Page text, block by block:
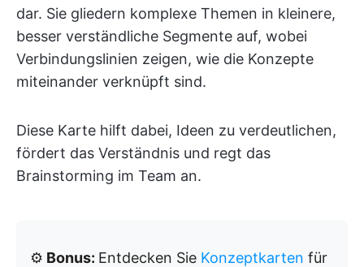
dar. Sie gliedern komplexe Themen in kleinere,
besser verständliche Segmente auf, wobei
Verbindungslinien zeigen, wie die Konzepte
miteinander verknüpft sind.
Diese Karte hilft dabei, Ideen zu verdeutlichen,
fördert das Verständnis und regt das
Brainstorming im Team an.
⚙️ Bonus: Entdecken Sie Konzeptkarten für